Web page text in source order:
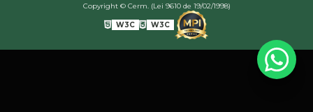
Copyright © Cerm. (Lei 9610 de 19/02/1998)
W3C W3C